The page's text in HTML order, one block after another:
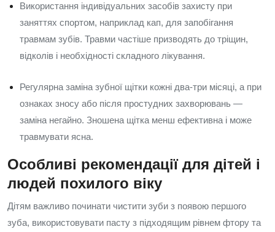
Використання індивідуальних засобів захисту при
заняттях спортом, наприклад кап, для запобігання
травмам зубів. Травми частіше призводять до тріщин,
відколів і необхідності складного лікування.
Регулярна заміна зубної щітки кожні два-три місяці, а при
ознаках зносу або після простудних захворювань —
заміна негайно. Зношена щітка менш ефективна і може
травмувати ясна.
Особливі рекомендації для дітей і
людей похилого віку
Дітям важливо починати чистити зуби з появою першого
зуба, використовувати пасту з підходящим рівнем фтору та